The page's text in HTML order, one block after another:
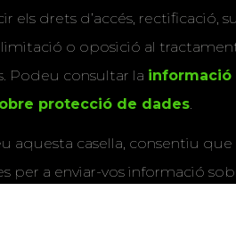
els drets d’accés, rectificació,
o oposició al
Podeu consultar la informació
protecció de dades.
aquesta casella, consentiu
per a enviar-vos informació